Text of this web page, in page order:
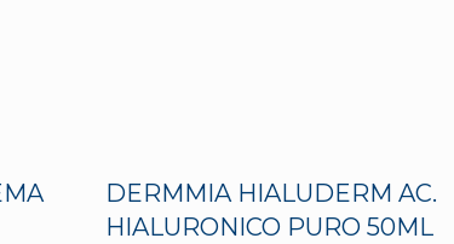
DERMMIA HIALUDERM AC.
HIALURONICO PURO 50ML